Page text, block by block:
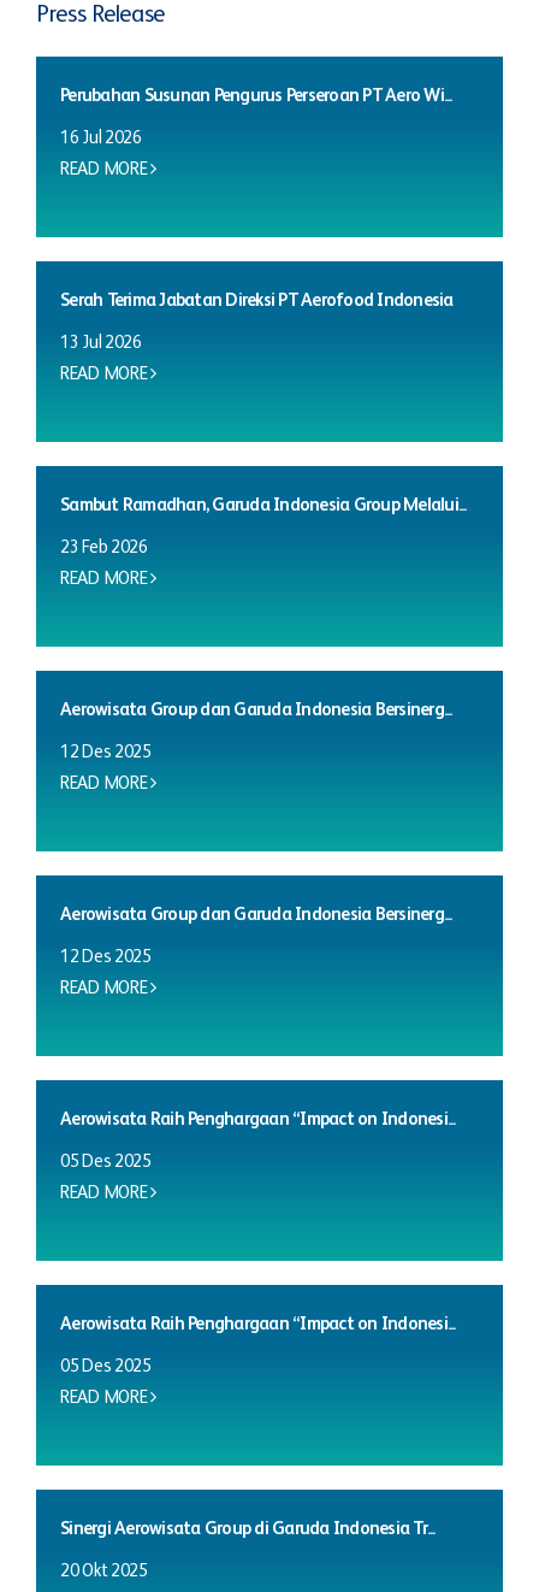
Press Release
Perubahan Susunan Pengurus Perseroan PT Aero Wi...
16 Jul 2026
READ MORE
Serah Terima Jabatan Direksi PT Aerofood Indonesia
13 Jul 2026
READ MORE
Sambut Ramadhan, Garuda Indonesia Group Melalui...
23 Feb 2026
READ MORE
Aerowisata Group dan Garuda Indonesia Bersinerg...
12 Des 2025
READ MORE
Aerowisata Group dan Garuda Indonesia Bersinerg...
12 Des 2025
READ MORE
Aerowisata Raih Penghargaan “Impact on Indonesi...
05 Des 2025
READ MORE
Aerowisata Raih Penghargaan “Impact on Indonesi...
05 Des 2025
READ MORE
Sinergi Aerowisata Group di Garuda Indonesia Tr...
20 Okt 2025